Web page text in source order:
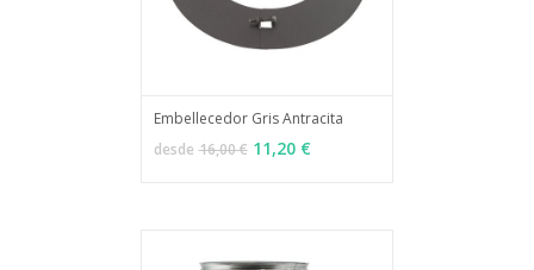
VER OPCIONES
Embellecedor Gris Antracita
desde 16,00 € 11,20 €